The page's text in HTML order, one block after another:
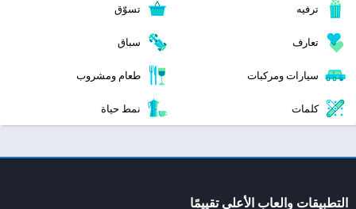
ترفيه تسوّق
تعارف سباق
سيارات ومركبات طعام ومشروب
كلمات نمط حياة
التطبيقات والعاب الأعلى تقييمًا